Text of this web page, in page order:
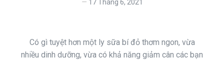
17 Tháng 6, 2021
Có gì tuyệt hơn một ly sữa bí đỏ thơm ngon, vừa
nhiều dinh dưỡng, vừa có khả năng giảm cân các bạn